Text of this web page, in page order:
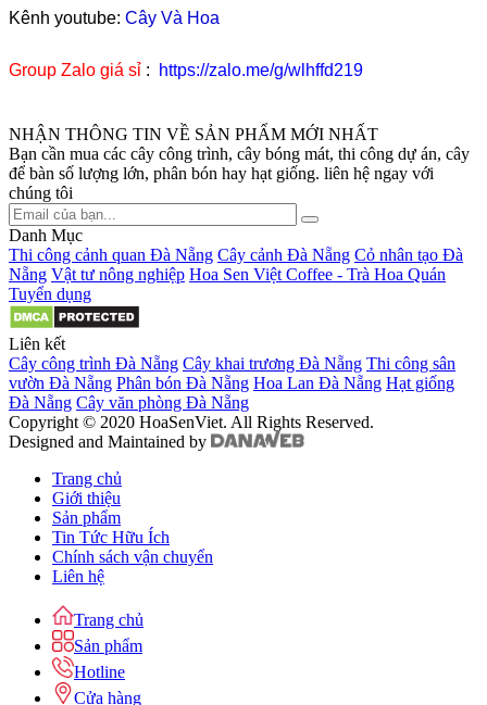
Kênh youtube: Cây Và Hoa
Group Zalo giá sỉ : https://zalo.me/g/wlhffd219
NHẬN THÔNG TIN VỀ SẢN PHẨM MỚI NHẤT
Bạn cần mua các cây công trình, cây bóng mát, thi công dự án, cây
để bàn số lượng lớn, phân bón hay hạt giống. liên hệ ngay với
chúng tôi
Danh Mục
Thi công cảnh quan Đà Nẵng Cây cảnh Đà Nẵng Cỏ nhân tạo Đà
Nẵng Vật tư nông nghiệp Hoa Sen Việt Coffee - Trà Hoa Quán
Tuyển dụng
Liên kết
Cây công trình Đà Nẵng Cây khai trương Đà Nẵng Thi công sân
vườn Đà Nẵng Phân bón Đà Nẵng Hoa Lan Đà Nẵng Hạt giống
Đà Nẵng Cây văn phòng Đà Nẵng
Copyright © 2020 HoaSenViet. All Rights Reserved.
Designed and Maintained by
Trang chủ
Giới thiệu
Sản phẩm
Tin Tức Hữu Ích
Chính sách vận chuyển
Liên hệ
Trang chủ
Sản phẩm
Hotline
Cửa hàng